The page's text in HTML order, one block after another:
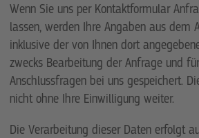
Wenn Sie uns per Kontaktformular
lassen, werden Ihre Angaben aus dem
inklusive der von Ihnen dort
zwecks Bearbeitung der Anfrage und
Anschlussfragen bei uns gespeichert.
nicht ohne Ihre Einwilligung weiter.
Die Verarbeitung dieser Daten erfolgt